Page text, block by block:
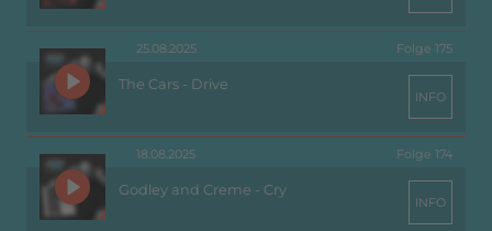
25.08.2025 Folge 175
The Cars - Drive
INFO
18.08.2025 Folge 174
Godley and Creme - Cry
INFO